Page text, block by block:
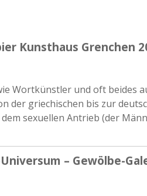
Kunsthaus Grenchen
Wortkünstler und oft beides
der griechischen bis zur
sexuellen Antrieb (der
– Gewölbe-